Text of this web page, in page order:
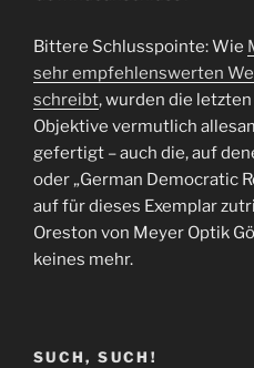
Bittere Schlusspointe: Wie
sehr empfehlenswerten
schreibt, wurden die
Objektive vermutlich
gefertigt – auch die, auf
oder „German Democratic
auf für dieses Exemplar
Oreston von Meyer Optik
keines mehr.
SUCH, SUCH!